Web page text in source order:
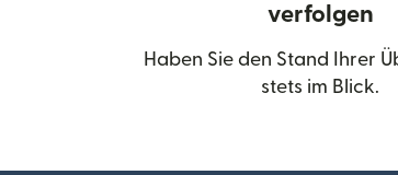
verfolgen
Haben Sie den Stand Ihrer
stets im Blick.